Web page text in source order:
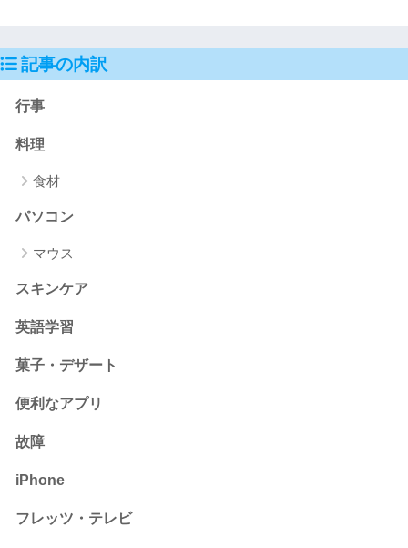
記事の内訳
行事
料理
食材
パソコン
マウス
スキンケア
英語学習
菓子・デザート
便利なアプリ
故障
iPhone
フレッツ・テレビ